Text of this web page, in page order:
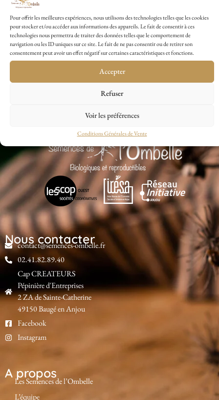
Pour offrir les meilleures expériences, nous utilisons des technologies telles que les cookies
pour stocker et/ou accéder aux informations des appareils. Le fait de consentir à ces
technologies nous permettra de traiter des données telles que le comportement de
navigation ou les ID uniques sur ce site. Le fait de ne pas consentir ou de retirer son
consentement peut avoir un effet négatif sur certaines caractéristiques et fonctions.
Accepter
Refuser
Voir les préférences
Conditions Générales de Vente
1 sachet cadeau dés 20€ d'achat
Nous contacter
contact@semences-ombelle.fr
02.41.82.89.40
Cap CREATEURS
Pépinière d'Entreprises
2 ZA de Sainte-Catherine
49150 Baugé en Anjou
Facebook
Instagram
A propos
Les Semences de l’Ombelle
L’équipe